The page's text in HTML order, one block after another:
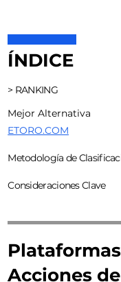
ÍNDICE
> RANKING
Mejor Alternativa
ETORO.COM
Metodología de
Consideraciones Clave
Acciones